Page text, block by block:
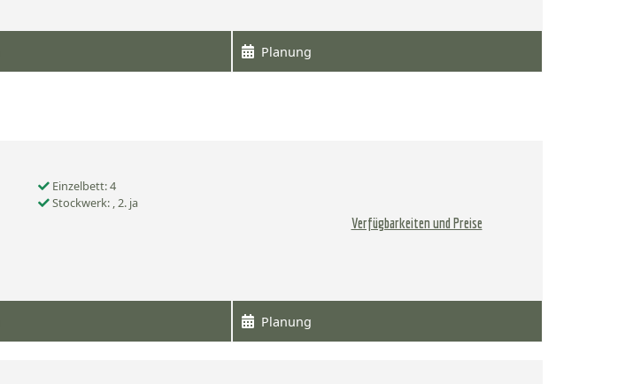
Planung
Einzelbett: 4
Stockwerk: , 2. ja
Verfügbarkeiten und Preise
Planung